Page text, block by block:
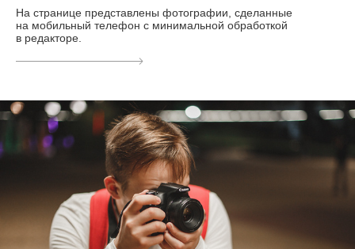
На странице представлены фотографии, сделанные
на мобильный телефон с минимальной обработкой
в редакторе.